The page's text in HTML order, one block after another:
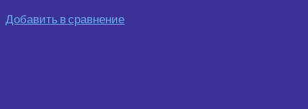
Добавить в сравнение